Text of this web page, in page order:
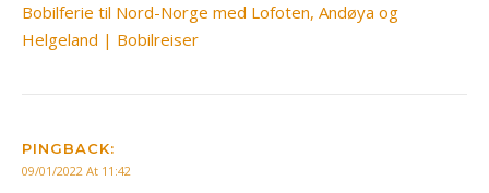
Bobilferie til Nord-Norge med Lofoten, Andøya og
Helgeland | Bobilreiser
PINGBACK:
09/01/2022 At 11:42